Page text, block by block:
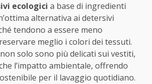
ecologici a base di ingredienti
alternativa ai detersivi
tendono a essere meno
meglio i colori dei tessuti.
solo sono più delicati sui vestiti,
l’impatto ambientale, offrendo
per il lavaggio quotidiano.